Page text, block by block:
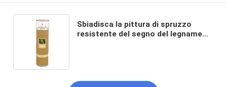
Sbiadisca la pittura di spruzzo
resistente del segno del legname